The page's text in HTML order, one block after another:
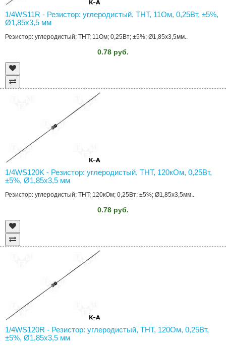
1/4WS11R - Резистор: углеродистый, THT, 11Ом, 0,25Вт, ±5%,
Ø1,85x3,5 мм
Резистор: углеродистый; THT; 11Ом; 0,25Вт; ±5%; Ø1,85x3,5мм..
0.78 руб.
1/4WS120K - Резистор: углеродистый, THT, 120кОм, 0,25Вт,
±5%, Ø1,85x3,5 мм
Резистор: углеродистый; THT; 120кОм; 0,25Вт; ±5%; Ø1,85x3,5мм..
0.78 руб.
1/4WS120R - Резистор: углеродистый, THT, 120Ом, 0,25Вт,
±5%, Ø1,85x3,5 мм